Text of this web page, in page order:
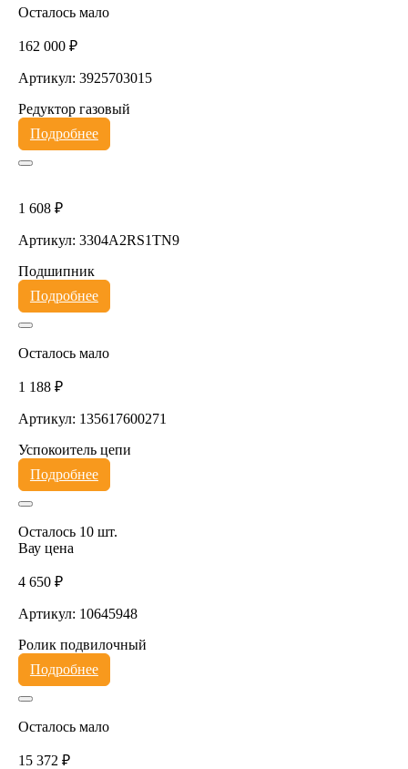
Осталось мало
162 000 ₽
Артикул: 3925703015
Редуктор газовый
Подробнее
1 608 ₽
Артикул: 3304A2RS1TN9
Подшипник
Подробнее
Осталось мало
1 188 ₽
Артикул: 135617600271
Успокоитель цепи
Подробнее
Осталось 10 шт.
Вау цена
4 650 ₽
Артикул: 10645948
Ролик подвилочный
Подробнее
Осталось мало
15 372 ₽